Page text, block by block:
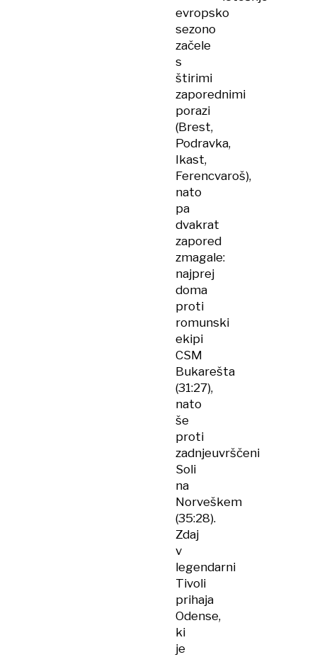
evropsko
sezono
začele
s
štirimi
zaporednimi
porazi
(Brest,
Podravka,
Ikast,
Ferencvaroš),
nato
pa
dvakrat
zapored
zmagale:
najprej
doma
proti
romunski
ekipi
CSM
Bukarešta
(31:27),
nato
še
proti
zadnjeuvrščeni
Soli
na
Norveškem
(35:28).
Zdaj
v
legendarni
Tivoli
prihaja
Odense,
ki
je